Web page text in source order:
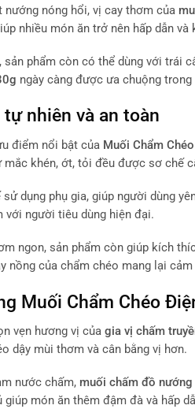
nướng nóng hổi, vị cay thơm của
nhiều món ăn trở nên hấp dẫn và
sản phẩm còn có thể dùng với trái
ngày càng được ưa chuộng trong
nhiên và an toàn
điểm nổi bật của Muối Chẩm
mắc khén, ớt, tỏi đều được sơ chế
sử dụng phụ gia, giúp người dùng
với người tiêu dùng hiện đại.
ngon, sản phẩm còn giúp kích
nồng của chẩm chéo mang lại
Muối Chẩm Chéo
vẹn hương vị của gia vị chấm
dậy mùi thơm và cân bằng vị hơn.
nước chấm, muối chấm đồ nướng
giúp món ăn thêm đậm đà và hấp